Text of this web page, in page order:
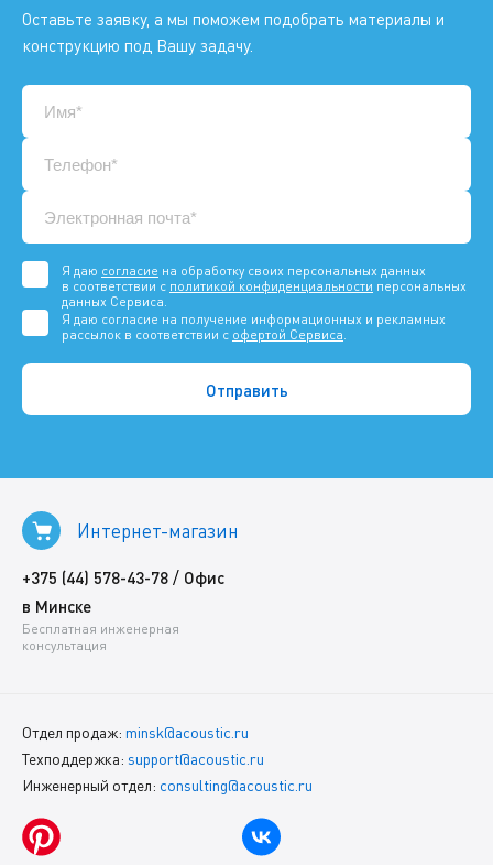
Оставьте заявку, а мы поможем подобрать материалы и
конструкцию под Вашу задачу.
Я даю согласие на обработку своих персональных данных
в соответствии с политикой конфиденциальности персональных
данных Сервиса.
Я даю согласие на получение информационных и рекламных
рассылок в соответствии с офертой Сервиса.
Интернет-магазин
+375 (44) 578-43-78 / Офис
в Минске
Бесплатная инженерная
консультация
Отдел продаж: minsk@acoustic.ru
Техподдержка: support@acoustic.ru
Инженерный отдел: consulting@acoustic.ru